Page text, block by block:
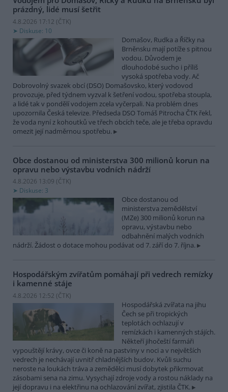
prázdný, lidé musí šetřit
4.8.2026 17:12 (ČTK)
Diskuse: 10
Domašov, Rudka a Říčky na
Brněnsku mají potíže s pitnou
vodou. Důvodem je
dlouhodobé sucho i příliš
vysoká spotřeba vody. Ač
Dobrovolný svazek obcí (DSO) Domašovsko, který vodovod
provozuje, před týdnem vyzval k šetření vodou, spotřeba stoupla,
a lidé tak v pondělí vodojem zcela vyčerpali. Na problém dnes
upozornila Česká televize. Předseda DSO Tomáš Pitrocha ČTK řekl,
že voda nyní z kohoutků ve třech obcích teče, ale je třeba opravdu
omezit její nadměrnou spotřebu.
Obce dostanou od ministerstva 300 milionů korun na
opravu nebo výstavbu vodních nádrží
4.8.2026 13:09 (ČTK)
Diskuse: 3
Obce dostanou od
ministerstva zemědělství
(MZe) 300 milionů korun na
opravu, výstavbu nebo
odbahnění malých vodních
nádrží. Žádost o dotace mohou podávat od 7. září do 7. října.
Hospodářským zvířatům pomáhají při vedrech remízky
i kamenné stáje
4.8.2026 12:52 (ČTK)
Hospodářská zvířata na jihu
Čech se při tropických
teplotách ochlazují v
remízkách i kamenných stájích.
Někteří jihočeští farmáři
vypouštějí krávy, ovce či koně na pastviny v noci a v největších
vedrech je nechávají uvnitř chladnějších budov. Kvůli suchu
neroste na loukách tráva a zemědělci musí dobytek přikrmovat
zásobami sena na zimu. Vysychají zdroje vody a rostou náklady na
její dopravu i na elektřinu na ochlazování zvířat, zjistila ČTK.